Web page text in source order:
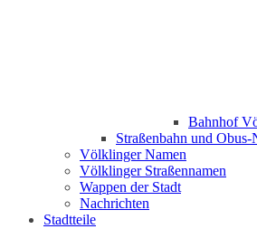
Bahnhof
Straßenbahn und Obus-
Völklinger Namen
Völklinger Straßennamen
Wappen der Stadt
Nachrichten
Stadtteile